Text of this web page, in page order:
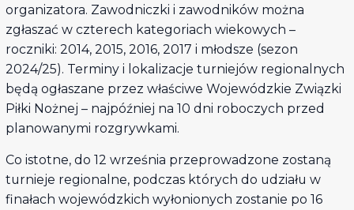
organizatora. Zawodniczki i zawodników można
zgłaszać w czterech kategoriach wiekowych –
roczniki: 2014, 2015, 2016, 2017 i młodsze (sezon
2024/25). Terminy i lokalizacje turniejów regionalnych
będą ogłaszane przez właściwe Wojewódzkie Związki
Piłki Nożnej – najpóźniej na 10 dni roboczych przed
planowanymi rozgrywkami.
Co istotne, do 12 września przeprowadzone zostaną
turnieje regionalne, podczas których do udziału w
finałach wojewódzkich wyłonionych zostanie po 16